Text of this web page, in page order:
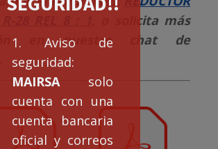
1. Aviso de
seguridad:
MAIRSA solo
cuenta con una
cuenta bancaria
oficial y correos
28 REL 8 : 1
, o solicita más
en nuestro chat de